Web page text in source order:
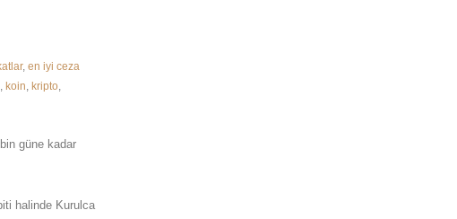
, en iyi ceza
koin kripto
güne kadar
halinde Kurulca